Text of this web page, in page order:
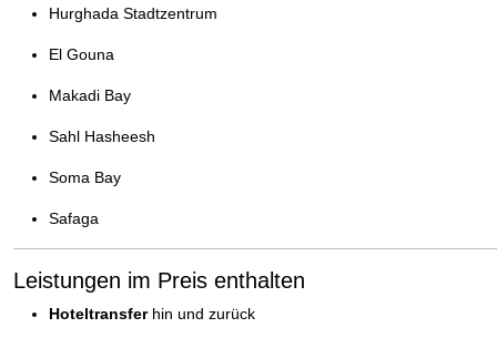
Hurghada Stadtzentrum
El Gouna
Makadi Bay
Sahl Hasheesh
Soma Bay
Safaga
Leistungen im Preis enthalten
Hoteltransferhin und zurück